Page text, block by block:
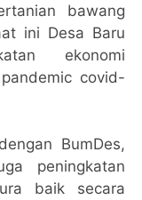
bawang
ini Desa Baru
ekonomi
covid-
BumDes,
peningkatan
baik secara